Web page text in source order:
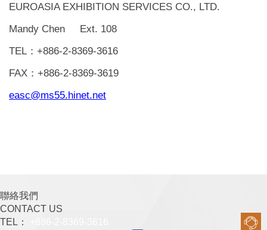
EUROASIA EXHIBITION SERVICES CO., LTD.
Mandy Chen Ext. 108
TEL：+886-2-8369-3616
FAX：+886-2-8369-3619
easc@ms55.hinet.net
聯絡我們
CONTACT US
TEL：